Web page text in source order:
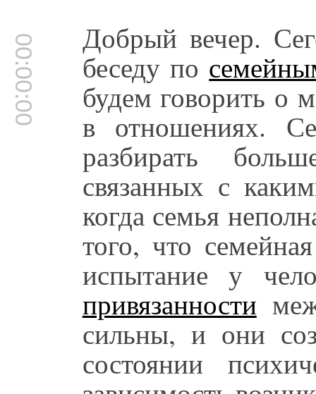
00:00:00 Добрый вечер.
беседу по
будем говорить о
в отношениях.
разбирать
связанных с
когда семья
того, что
испытание у
привязанности
сильны, и они
состоянии